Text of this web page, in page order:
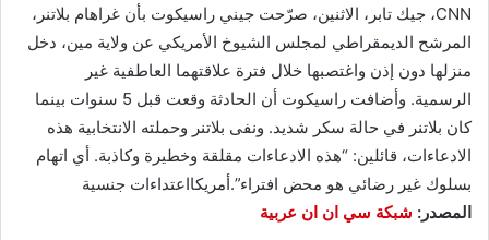
CNN، جيك تابر، الاثنين، صرّحت جيني راسيكوت بأن غراهام بلاتنر،
المرشح الديمقراطي لمجلس الشيوخ الأمريكي عن ولاية مين، دخل
منزلها دون إذن واغتصبها خلال فترة علاقتهما العاطفية غير
الرسمية. وأضافت راسيكوت أن الحادثة وقعت قبل 5 سنوات بينما
كان بلاتنر في حالة سكر شديد. ونفى بلاتنر وحملته الانتخابية هذه
الادعاءات، قائلين: “هذه الادعاءات مقلقة وخطيرة وكاذبة. أي اتهام
بسلوك غير رضائي هو محض افتراء”.أمريكااعتداءات جنسية
المصدر: شبكة سي ان ان عربية